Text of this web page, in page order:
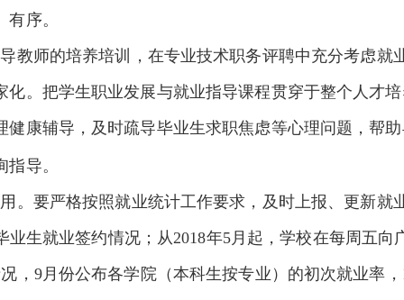
序。
教师的培养培训，在专业技术职务评聘中充分考虑就
。把学生职业发展与就业指导课程贯穿于整个人才
康辅导，及时疏导毕业生求职焦虑等心理问题，帮
导。
。要严格按照就业统计工作要求，及时上报、更新就
业生就业签约情况；从2018年5月起，学校在每周五向
， 9月份公布各学院（本科生按专业）的初次就业率，